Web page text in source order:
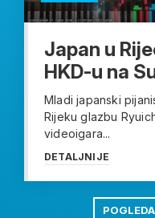
Japan u
HKD-u na
Mladi japanski
Rijeku glazbu
videoigara...
DETALJNIJE